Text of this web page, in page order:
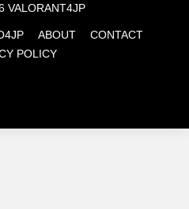
VALORANT4JP
ABOUT
CONTACT
POLICY